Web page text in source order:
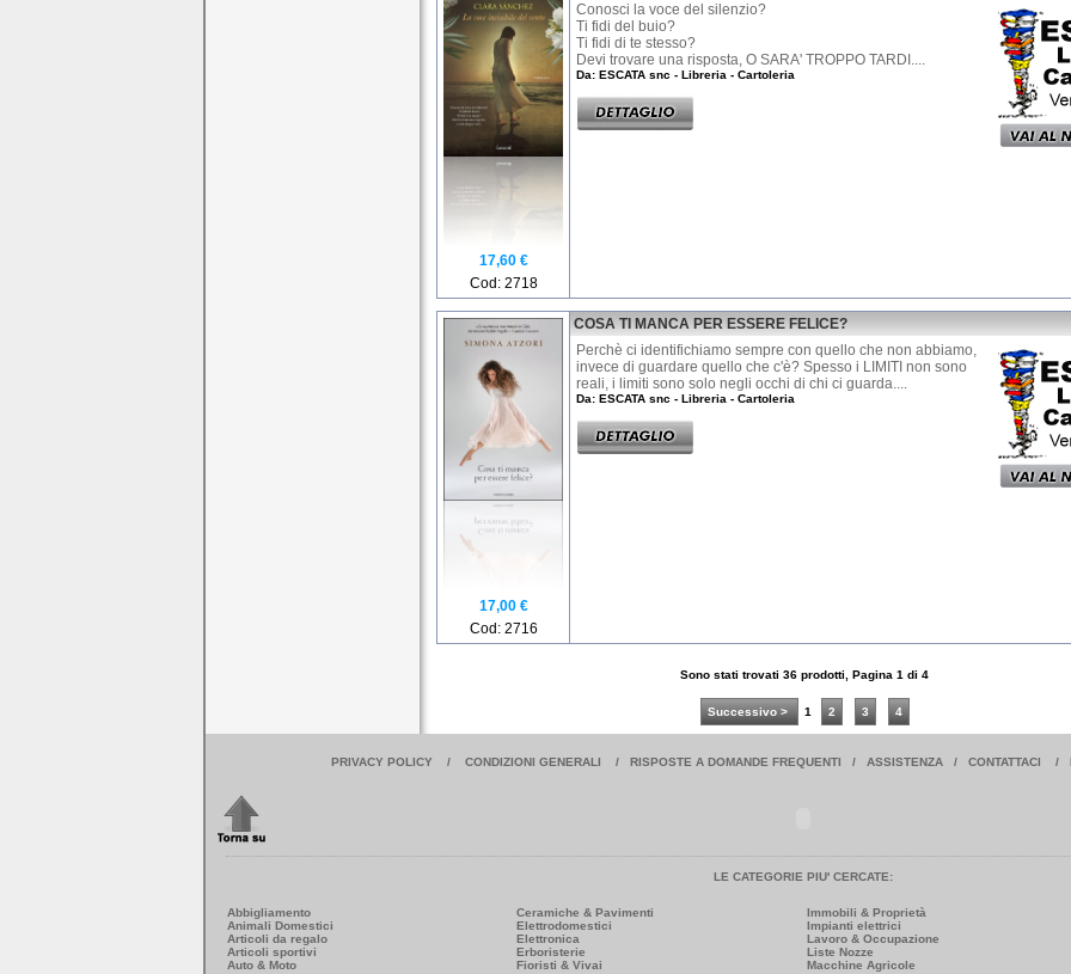
17,60 €
Cod: 2718
Conosci la voce del silenzio?
Ti fidi del buio?
Ti fidi di te stesso?
Devi trovare una risposta, O SARA' TROPPO TARDI....
Da: ESCATA snc - Libreria - Cartoleria
17,00 €
Cod: 2716
COSA TI MANCA PER ESSERE FELICE?
Perchè ci identifichiamo sempre con quello che non abbiamo,
invece di guardare quello che c'è? Spesso i LIMITI non sono
reali, i limiti sono solo negli occhi di chi ci guarda....
Da: ESCATA snc - Libreria - Cartoleria
Sono stati trovati 36 prodotti, Pagina 1 di 4
Successivo > 1 2 3 4
PRIVACY POLICY / CONDIZIONI GENERALI / RISPOSTE A DOMANDE FREQUENTI / ASSISTENZA / CONTATTACI /
LE CATEGORIE PIU' CERCATE:
Abbigliamento
Animali Domestici
Articoli da regalo
Articoli sportivi
Auto & Moto
Ceramiche & Pavimenti
Elettrodomestici
Elettronica
Erboristerie
Fioristi & Vivai
Immobili & Proprietà
Impianti elettrici
Lavoro & Occupazione
Liste Nozze
Macchine Agricole